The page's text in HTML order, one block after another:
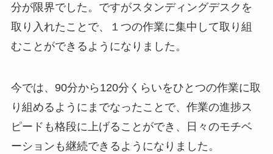
分が限界でした。ですがスタンディングデスクを
取り入れたことで、１つの作業に集中して取り組
むことができるようになりました。
今では、90分から120分くらいをひとつの作業に取
り組めるようにまでなったことで、作業の進捗ス
ピードも格段に上げることができ、日々のモチベ
ーションも継続できるようになりました。